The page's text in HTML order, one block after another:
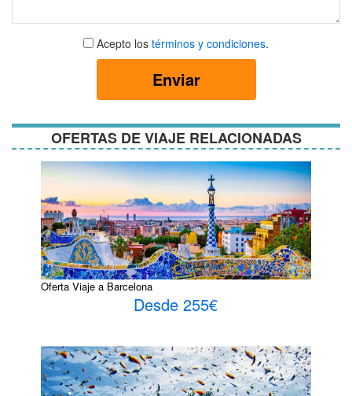
Aceptar
términos
Acepto los términos y condiciones.
Enviar
OFERTAS DE VIAJE RELACIONADAS
Oferta Viaje a Barcelona
Desde 255€